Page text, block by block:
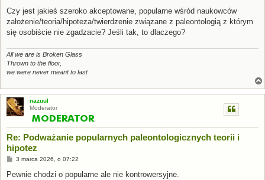
s
Czy jest jakieś szeroko akceptowane, popularne wśród naukowców
założenie/teoria/hipoteza/twierdzenie związane z paleontologią z którym
się osobiście nie zgadzacie? Jeśli tak, to dlaczego?
All we are is Broken Glass
Thrown to the floor,
we were never meant to last
nazuul
Moderator
Re: Podważanie popularnych paleontologicznych teorii i
hipotez
P
s
3 marca 2026, o 07:22
Pewnie chodzi o popularne ale nie kontrowersyjne.